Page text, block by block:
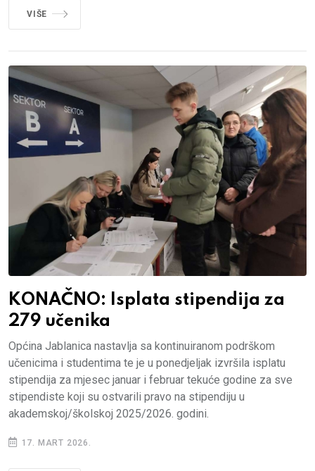
VIŠE
KONAČNO: Isplata stipendija za
279 učenika
Općina Jablanica nastavlja sa kontinuiranom podrškom
učenicima i studentima te je u ponedjeljak izvršila isplatu
stipendija za mjesec januar i februar tekuće godine za sve
stipendiste koji su ostvarili pravo na stipendiju u
akademskoj/školskoj 2025/2026. godini.
17. MART 2026.